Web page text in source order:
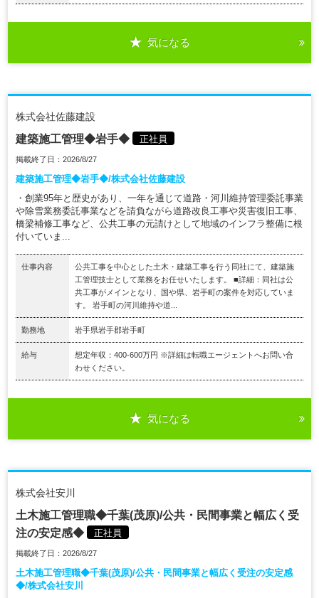
気になる
株式会社佐藤建設
建築施工管理◆岩手◆ 正社員
掲載終了日：2026/8/27
建築施工管理◆岩手◆/株式会社佐藤建設
・創業95年と歴史があり、一年を通じて道路・河川維持管理委託事業
や除雪業務委託事業などを請負ながら道路改良工事や災害復旧工事、
橋梁補修工事など、公共工事の元請けとして地域のインフラ整備に根
付いていま...
仕事内容
公共工事を中心とした土木・建築工事を行う同社にて、建築施
工管理技士として業務をお任せいたします。 ■詳細：同社は公
共工事がメインとなり、国や県、岩手町の案件を対応していま
す。 岩手町の河川維持や道...
勤務地 岩手県岩手郡岩手町
給与
想定年収：400-600万円 ※詳細は転職エージェントへお問い合
わせください。
気になる
株式会社安川
土木施工管理職◆千葉(茂原)/公共・民間事業と幅広く受
注の安定感◆
正社員
掲載終了日：2026/8/27
土木施工管理職◆千葉(茂原)/公共・民間事業と幅広く受注の安定感
◆/株式会社安川